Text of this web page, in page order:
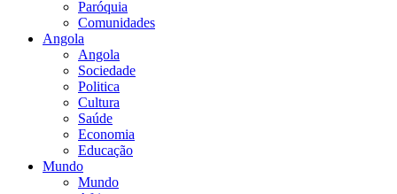
Paróquia
Comunidades
Angola
Angola
Sociedade
Politica
Cultura
Saúde
Economia
Educação
Mundo
Mundo